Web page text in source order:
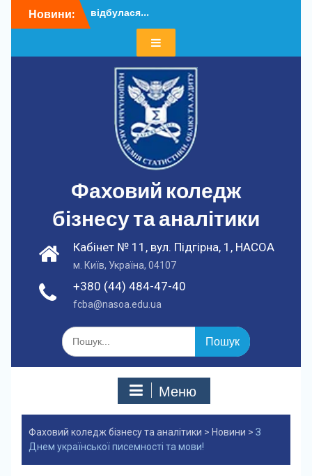
доНовини:
відбулася...
Додатковий набір – 202...
У ФКБА НАСОА
відбулася...
Додатковий набір – 202...
У ФКБА НАСОА
відбулася...
Фаховий коледж
бізнесу та аналітики
+380 (44) 484-47-40
fcba@nasoa.edu.ua
Кабінет № 11, вул. Підгірна, 1, НАСОА
м. Київ, Україна, 04107
Шукати:
Меню
Фаховий коледж бізнесу та аналітики > Новини > З
Днем української писемності та мови!